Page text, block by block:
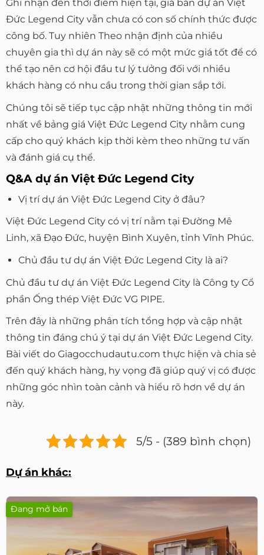
Ghi nhận đến thời điểm hiện tại, giá bán dự án Việt
Đức Legend City vẫn chưa có con số chính thức được
công bố. Tuy nhiên Theo nhận định của nhiều
chuyên gia thì dự án này sẽ có một mức giá tốt để có
thể tạo nên cơ hội đầu tư lý tưởng đối với nhiều
khách hàng có nhu cầu trong thời gian sắp tới.
Chúng tôi sẽ tiếp tục cập nhật những thông tin mới
nhất về bảng giá Việt Đức Legend City nhằm cung
cấp cho quý khách kịp thời kèm theo những tư vấn
và đánh giá cụ thể.
Q&A dự án Việt Đức Legend City
Vị trí dự án Việt Đức Legend City ở đâu?
Việt Đức Legend City có vị trí nằm tại Đường Mê
Linh, xã Đạo Đức, huyện Bình Xuyên, tỉnh Vĩnh Phúc.
Chủ đầu tư dự án Việt Đức Legend City là ai?
Chủ đầu tư dự án Việt Đức Legend City là Công ty Cổ
phần Ống thép Việt Đức VG PIPE.
Trên đây là những phân tích tổng hợp và cập nhật
thông tin đáng chú ý tại dự án Việt Đức Legend City.
Bài viết do Giagocchudautu.com thực hiện và chia sẻ
đến quý khách hàng, hy vọng đã giúp quý vị có được
những góc nhìn toàn cảnh và hiểu rõ hơn về dự án
này.
5/5 - (389 bình chọn)
Dự án khác:
Đang mở bán